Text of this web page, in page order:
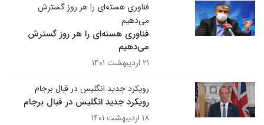
فناوری هسته‌ای را هر روز ‌گسترش
می‌دهیم
فناوری هسته‌ای را هر روز ‌گسترش
می‌دهیم
۲۱ اردیبهشت ۱۴۰۱
رویکرد جدید انگلیس در قبال برجام
رویکرد جدید انگلیس در قبال برجام
۱۸ اردیبهشت ۱۴۰۱